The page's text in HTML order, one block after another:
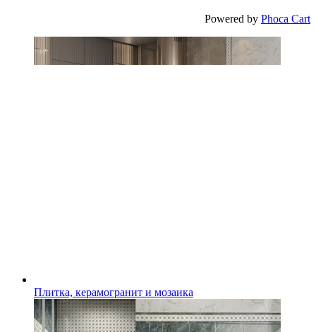
Powered by Phoca Cart
Плитка, керамогранит и мозаика